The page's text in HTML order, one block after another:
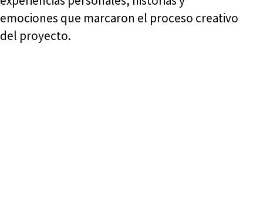
emociones que marcaron el proceso creativo
del proyecto.